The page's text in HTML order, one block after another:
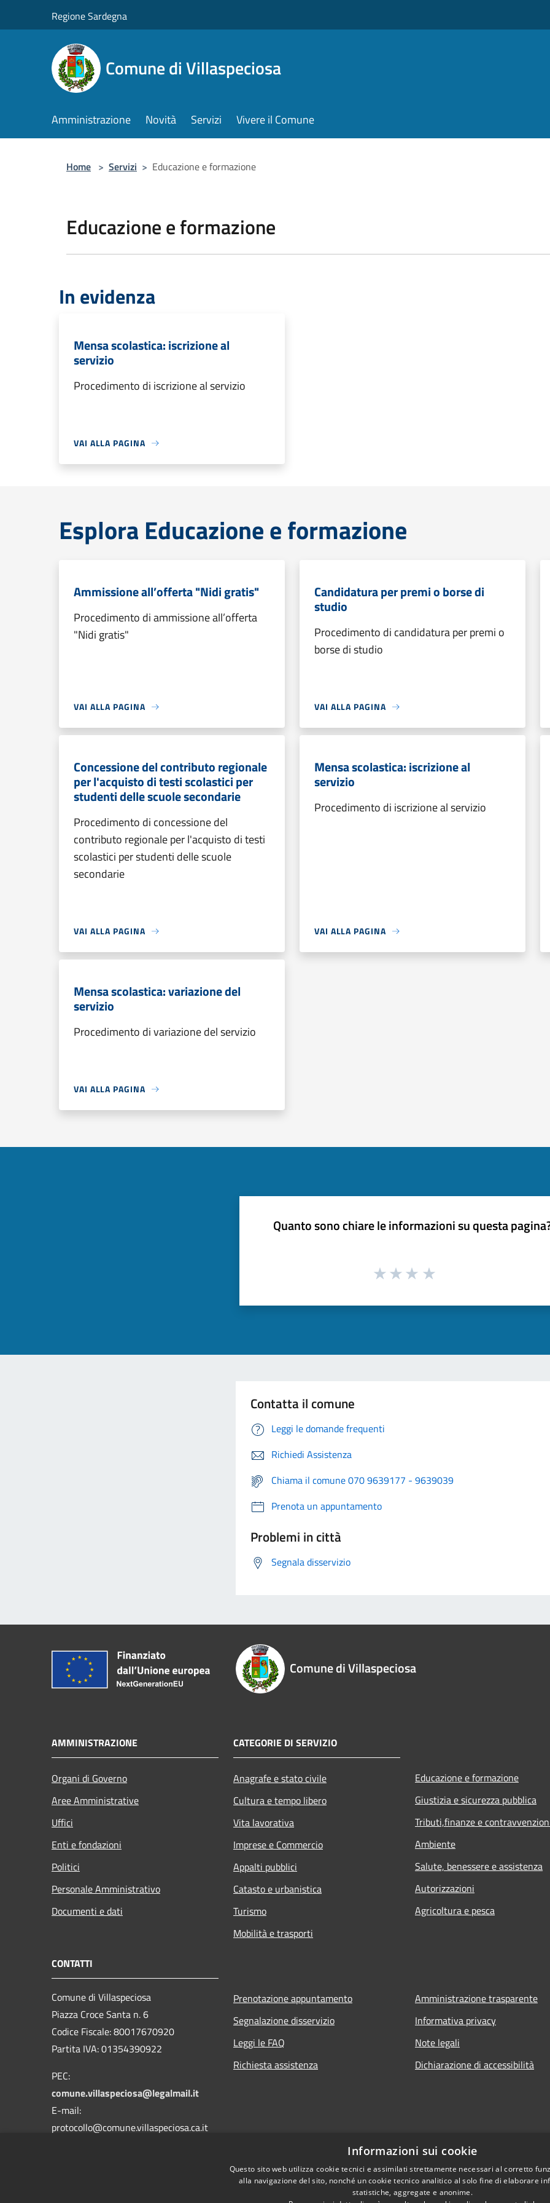
Regione Sardegna
Comune di Villaspeciosa
Amministrazione Novità Servizi Vivere il Comune
Home > Servizi > Educazione e formazione
Educazione e formazione
In evidenza
Mensa scolastica: iscrizione al
servizio
Procedimento di iscrizione al servizio
VAI ALLA PAGINA
Esplora Educazione e formazione
Ammissione all’offerta "Nidi gratis"
Procedimento di ammissione all’offerta
"Nidi gratis"
VAI ALLA PAGINA
Candidatura per premi o borse di
studio
Procedimento di candidatura per premi o
borse di studio
VAI ALLA PAGINA
Concessione del contributo regionale
per l'acquisto di testi scolastici per
studenti delle scuole secondarie
Procedimento di concessione del
contributo regionale per l'acquisto di testi
scolastici per studenti delle scuole
secondarie
VAI ALLA PAGINA
Mensa scolastica: iscrizione al
servizio
Procedimento di iscrizione al servizio
VAI ALLA PAGINA
Mensa scolastica: variazione del
servizio
Procedimento di variazione del servizio
VAI ALLA PAGINA
Quanto sono chiare le informazioni su questa
Contatta il comune
Leggi le domande frequenti
Richiedi Assistenza
Chiama il comune 070 9639177 - 9639039
Prenota un appuntamento
Problemi in città
Segnala disservizio
Comune di Villaspeciosa
AMMINISTRAZIONE
Organi di Governo
Aree Amministrative
Uffici
Enti e fondazioni
Politici
Personale Amministrativo
Documenti e dati
CATEGORIE DI SERVIZIO
Anagrafe e stato civile
Cultura e tempo libero
Vita lavorativa
Imprese e Commercio
Appalti pubblici
Catasto e urbanistica
Turismo
Mobilità e trasporti
Educazione e formazione
Giustizia e sicurezza pubblica
Tributi,finanze e
Ambiente
Salute, benessere e assistenza
Autorizzazioni
Agricoltura e pesca
CONTATTI
Comune di Villaspeciosa
Piazza Croce Santa n. 6
Codice Fiscale: 80017670920
Partita IVA: 01354390922
PEC:
comune.villaspeciosa@legalmail.it
E-mail:
protocollo@comune.villaspeciosa.ca.it
Prenotazione appuntamento
Segnalazione disservizio
Leggi le FAQ
Richiesta assistenza
Amministrazione trasparente
Informativa privacy
Note legali
Dichiarazione di accessibilità
Informazioni sui cookie
Questo sito web utilizza cookie tecnici e assimilati strettamente necessari al corretto
alla navigazione del sito, nonché un cookie tecnico analitico al solo fine di elaborare
statistiche, aggregate e anonime.